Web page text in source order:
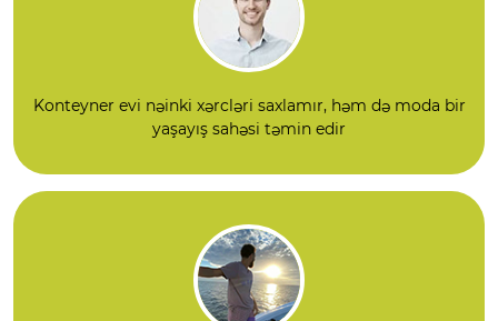
Konteyner evi nəinki xərcləri saxlamır, həm də moda bir
yaşayış sahəsi təmin edir